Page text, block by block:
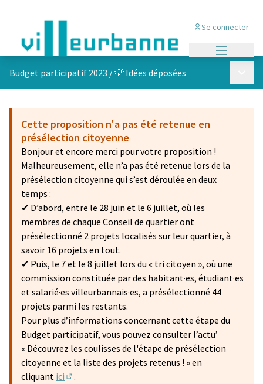
Se connecter
Budget participatif 2023 /💡 Idées déposées
Cette proposition n'a pas été retenue en
présélection citoyenne
Bonjour et encore merci pour votre proposition !
Malheureusement, elle n’a pas été retenue lors de la
présélection citoyenne qui s’est déroulée en deux
temps :
✔ D’abord, entre le 28 juin et le 6 juillet, où les
membres de chaque Conseil de quartier ont
présélectionné 2 projets localisés sur leur quartier, à
savoir 16 projets en tout.
✔ Puis, le 7 et le 8 juillet lors du « tri citoyen », où une
commission constituée par des habitant·es, étudiant·es
et salarié·es villeurbannais·es, a présélectionné 44
projets parmi les restants.
Pour plus d’informations concernant cette étape du
Budget participatif, vous pouvez consulter l’actu’
« Découvrez les coulisses de l'étape de présélection
citoyenne et la liste des projets retenus ! » en
cliquant ici
.